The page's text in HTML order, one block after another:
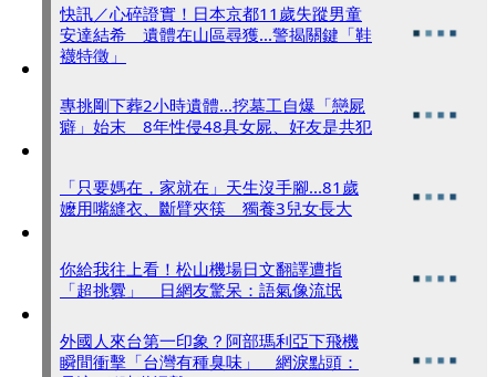
快訊／心碎證實！日本京都11歲失蹤男童
安達結希 遺體在山區尋獲...警揭關鍵「鞋
襪特徵」
專挑剛下葬2小時遺體...挖墓工自爆「戀屍
癖」始末 8年性侵48具女屍、好友是共犯
「只要媽在，家就在」天生沒手腳...81歲
嬤用嘴縫衣、斷臂夾筷 獨養3兒女長大
你給我往上看！松山機場日文翻譯遭指
「超挑釁」 日網友驚呆：語氣像流氓
外國人來台第一印象？阿部瑪利亞下飛機
瞬間衝擊「台灣有種臭味」 網淚點頭：